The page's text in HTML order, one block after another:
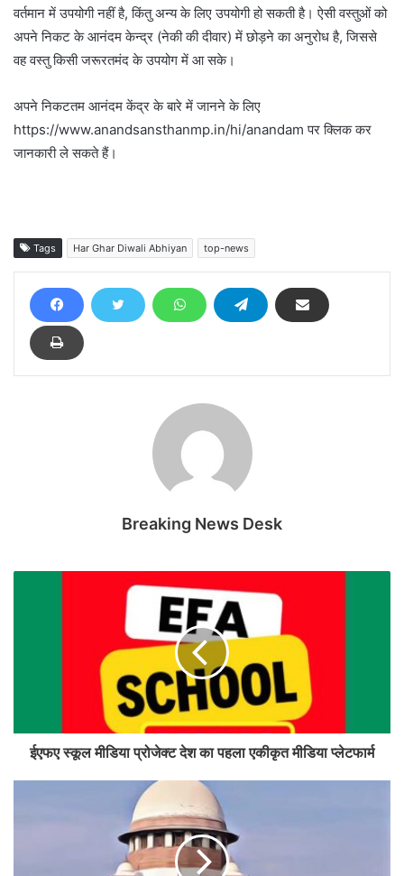
वर्तमान में उपयोगी नहीं है, किंतु अन्य के लिए उपयोगी हो सकती है। ऐसी वस्तुओं को
अपने निकट के आनंदम केन्द्र (नेकी की दीवार) में छोड़ने का अनुरोध है, जिससे
वह वस्तु किसी जरूरतमंद के उपयोग में आ सके।
अपने निकटतम आनंदम केंद्र के बारे में जानने के लिए
https://www.anandsansthanmp.in/hi/anandam पर क्लिक कर
जानकारी ले सकते हैं।
Tags Har Ghar Diwali Abhiyan top-news
Breaking News Desk
ईएफए स्कूल मीडिया प्रोजेक्ट देश का पहला एकीकृत मीडिया प्लेटफार्म